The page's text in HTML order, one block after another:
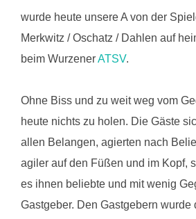
wurde heute unsere A von der
Merkwitz / Oschatz / Dahlen auf
beim WurzenerATSV.
Ohne Biss und zu weit weg vom
heute nichts zu holen. Die Gäste
allen Belangen, agierten nach
agiler auf den Füßen und im Kopf,
es ihnen beliebte und mit wenig
Gastgeber. Den Gastgebern wurde